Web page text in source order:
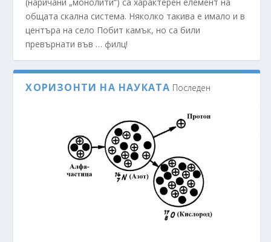
общата скална система. Няколко такива е имало и в
центъра на село Побит камък, но са били
превърнати във … филц!
ХОРИЗОНТИ НА НАУКАТА Последен